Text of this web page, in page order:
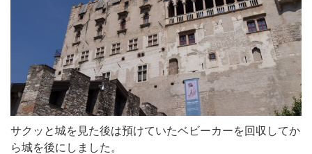
サクッと城を見た後は預けていたベビーカーを回収してか
ら城を後にしました。